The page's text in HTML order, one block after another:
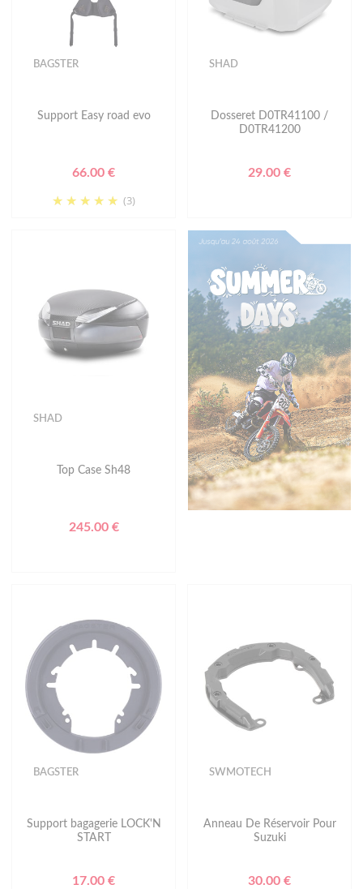
BAGSTER
Support Easy road evo
66.00 €
(3)
SHAD
Dosseret D0TR41100 /
D0TR41200
29.00 €
SHAD
Top Case Sh48
245.00 €
BAGSTER
Support bagagerie LOCK'N
START
17.00 €
SWMOTECH
Anneau De Réservoir Pour
Suzuki
30.00 €